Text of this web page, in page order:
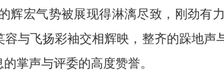
辉宏气势被展现得淋漓尽致 ， 刚劲有力
容与飞扬彩袖交相辉映，整齐的跺地
掌声与评委的高度赞誉。